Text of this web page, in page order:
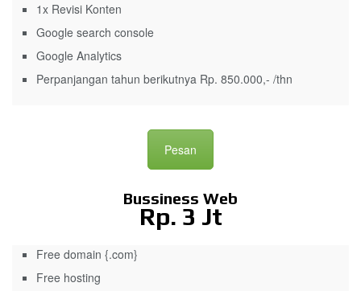
1x Revisi Konten
Google search console
Google Analytics
Perpanjangan tahun berikutnya Rp. 850.000,- /thn
Pesan
Bussiness Web
Rp. 3 Jt
Free domain {.com}
Free hosting